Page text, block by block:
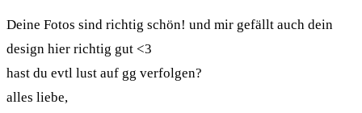
Deine Fotos sind richtig schön! und mir gefällt auch dein
design hier richtig gut <3
hast du evtl lust auf gg verfolgen?
alles liebe,